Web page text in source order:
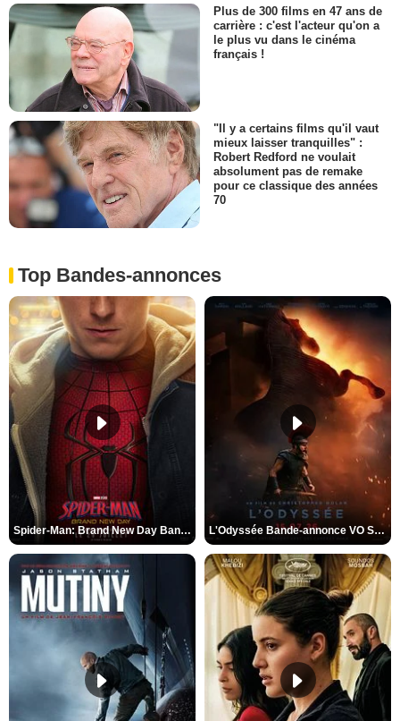
Plus de 300 films en 47 ans de
carrière : c'est l'acteur qu'on a
le plus vu dans le cinéma
français !
"Il y a certains films qu'il vaut
mieux laisser tranquilles" :
Robert Redford ne voulait
absolument pas de remake
pour ce classique des années
70
Top Bandes-annonces
Spider-Man: Brand New Day Bande-annonce VO STFR L'Odyssée Bande-annonce VO STFR